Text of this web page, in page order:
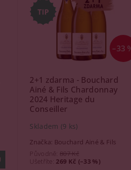
–33
2+1 zdarma - Bouchard
Ainé & Fils Chardonnay
2024 Heritage du
Conseiller
Skladem (9 ks)
Značka: Bouchard Ainé & Fils
Původně:807 Kč
Ušetříte: 269 Kč (–33 %)